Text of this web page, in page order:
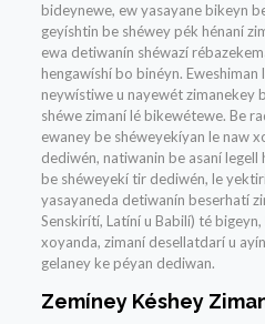
bideynewe, ew yasayane bikeyn
geyíshtin be shéwey pék hénaní
ewa detiwanín shéwazí
hengawíshí bo binéyn.
neywístiwe u nayewét zimanekey
shéwe zimaní lé bikewétewe. Be
ewaney be shéweyekíyan le naw
dediwén, natiwanin be asaní
be shéweyekí tir dediwén, le
yasayaneda detiwanín beserhatí
Senskirítí, Latíní u Babilí) té
xoyanda, zimaní desellatdarí u
gelaney ke péyan dediwan.
Zemíney Késhey